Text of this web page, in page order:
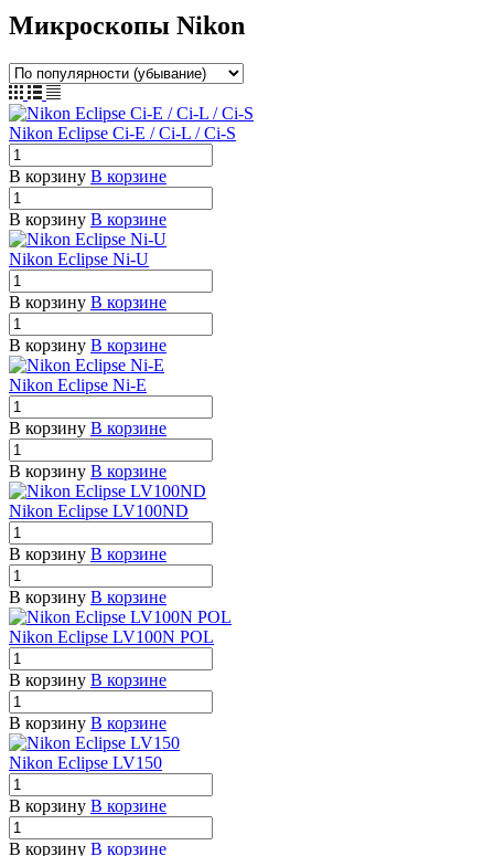
Микроскопы Nikon
Nikon Eclipse Ci-E / Ci-L / Ci-S
В корзину В корзине
В корзину В корзине
Nikon Eclipse Ni-U
В корзину В корзине
В корзину В корзине
Nikon Eclipse Ni-E
В корзину В корзине
В корзину В корзине
Nikon Eclipse LV100ND
В корзину В корзине
В корзину В корзине
Nikon Eclipse LV100N POL
В корзину В корзине
В корзину В корзине
Nikon Eclipse LV150
В корзину В корзине
В корзину В корзине